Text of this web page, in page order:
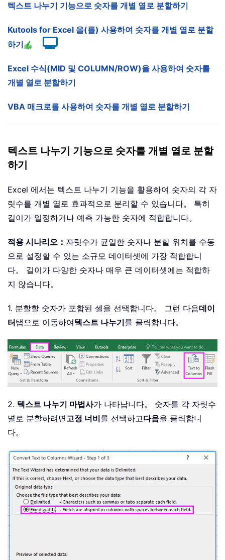
텍스트 나누기 기능으로 숫자를 개별 열로 분할하기
Kutools for Excel 을(를) 사용하여 숫자를 개별 열로 분할
하기
Excel 수식(MID 및 COLUMN/ROW)을 사용하여 숫자를
개별 열로 분할하기
VBA 매크로를 사용하여 숫자를 개별 열로 분할하기
텍스트 나누기 기능으로 숫자를 개별 열로 분할
하기
Excel 에서는 텍스트 나누기 기능을 활용하여 숫자의 각 자
릿수를 개별 열로 효과적으로 분리할 수 있습니다。 특히
길이가 일정하거나 예측 가능한 숫자에 적합합니다。
적용 시나리오： 자릿수가 균일한 숫자나 분할 위치를 수동
으로 설정할 수 있는 소규모 데이터셋에 가장 적합합니
다。 길이가 다양한 숫자나 매우 큰 데이터셋에는 적합하
지 않습니다。
1. 분할할 숫자가 포함된 셀을 선택합니다。 그런 다음데이
터탭으로 이동하여텍스트 나누기를 클릭합니다。
2. 텍스트 나누기 마법사가 나타납니다。 숫자를 각 자릿수
별로 분할하려면고정 너비를 선택하고다음을 클릭합니
다。